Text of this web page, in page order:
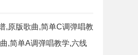
,原版歌曲,简单C调弹唱教
1张图
,简单A调弹唱教学,六线